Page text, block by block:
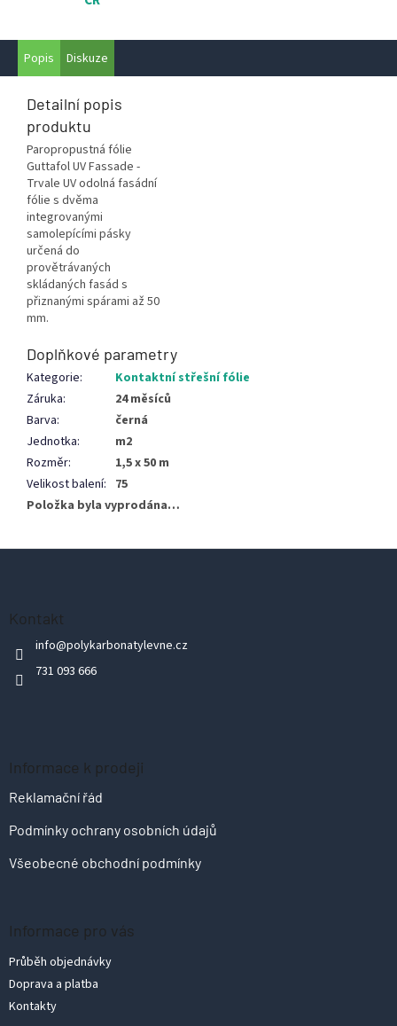
Popis Diskuze
Detailní popis
produktu
Paropropustná fólie
Guttafol UV Fassade -
Trvale UV odolná fasádní
fólie s dvěma
integrovanými
samolepícími pásky
určená do
provětrávaných
skládaných fasád s
přiznanými spárami až 50
mm.
Doplňkové parametry
Kategorie:
Kontaktní střešní fólie
Záruka:
24 měsíců
Barva:
černá
Jednotka:
m2
Rozměr:
1,5 x 50 m
Velikost balení: 75
Položka byla vyprodána…
Kontakt
info@polykarbonatylevne.cz
731 093 666
Informace k prodeji
Reklamační řád
Podmínky ochrany osobních údajů
Všeobecné obchodní podmínky
Informace pro vás
Průběh objednávky
Doprava a platba
Kontakty